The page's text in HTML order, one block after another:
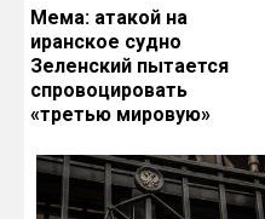
Мема: атакой на
иранское судно
Зеленский пытается
спровоцировать
«третью мировую»